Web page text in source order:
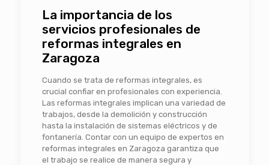
La importancia de los
servicios profesionales de
reformas integrales en
Zaragoza
Cuando se trata de reformas integrales, es
crucial confiar en profesionales con experiencia.
Las reformas integrales implican una variedad de
trabajos, desde la demolición y construcción
hasta la instalación de sistemas eléctricos y de
fontanería. Contar con un equipo de expertos en
reformas integrales en Zaragoza garantiza que
el trabajo se realice de manera segura y